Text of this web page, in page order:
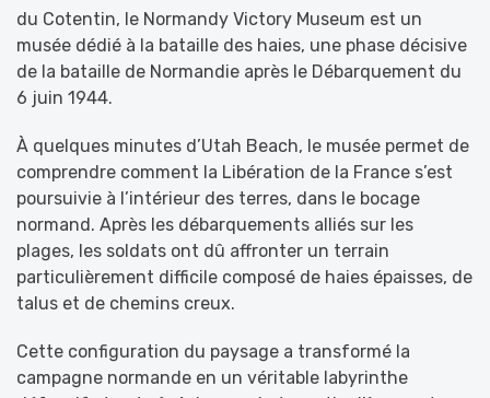
du Cotentin, le Normandy Victory Museum est un
musée dédié à la bataille des haies, une phase décisive
de la bataille de Normandie après le Débarquement du
6 juin 1944.
À quelques minutes d’Utah Beach, le musée permet de
comprendre comment la Libération de la France s’est
poursuivie à l’intérieur des terres, dans le bocage
normand. Après les débarquements alliés sur les
plages, les soldats ont dû affronter un terrain
particulièrement difficile composé de haies épaisses, de
talus et de chemins creux.
Cette configuration du paysage a transformé la
campagne normande en un véritable labyrinthe